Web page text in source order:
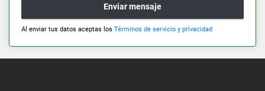
Enviar mensaje
Al enviar tus datos aceptas los Términos de servicio y privacidad